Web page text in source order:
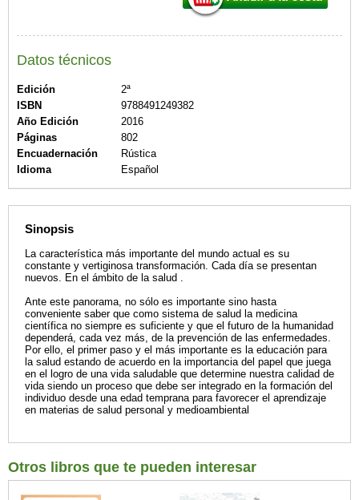
Datos técnicos
Edición
2ª
ISBN
9788491249382
Año Edición
2016
Páginas
802
Encuadernación
Rústica
Idioma
Español
Sinopsis
La característica más importante del mundo actual es su
constante y vertiginosa transformación. Cada día se presentan
nuevos. En el ámbito de la salud .
Ante este panorama, no sólo es importante sino hasta
conveniente saber que como sistema de salud la medicina
científica no siempre es suficiente y que el futuro de la humanidad
dependerá, cada vez más, de la prevención de las enfermedades.
Por ello, el primer paso y el más importante es la educación para
la salud estando de acuerdo en la importancia del papel que juega
en el logro de una vida saludable que determine nuestra calidad de
vida siendo un proceso que debe ser integrado en la formación del
individuo desde una edad temprana para favorecer el aprendizaje
en materias de salud personal y medioambiental
Otros libros que te pueden interesar